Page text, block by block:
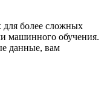
более сложных
машинного обучения.
данные, вам